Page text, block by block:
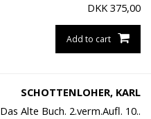
DKK 375,00
Add to cart
SCHOTTENLOHER, KARL
Das Alte Buch. 2.verm.Aufl. 10..